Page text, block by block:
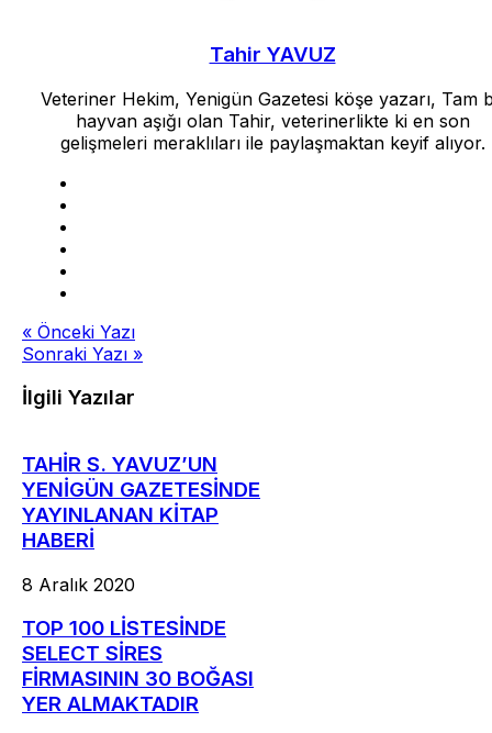
Tahir YAVUZ
Veteriner Hekim, Yenigün Gazetesi köşe yazarı, Tam
hayvan aşığı olan Tahir, veterinerlikte ki en son
gelişmeleri meraklıları ile paylaşmaktan keyif alıyor.
Yazı
gezinmesi
« Önceki Yazı
Sonraki Yazı »
İlgili Yazılar
TAHİR S. YAVUZ’UN
YENİGÜN GAZETESİNDE
YAYINLANAN KİTAP
HABERİ
8 Aralık 2020
TOP 100 LİSTESİNDE
SELECT SİRES
FİRMASININ 30 BOĞASI
YER ALMAKTADIR